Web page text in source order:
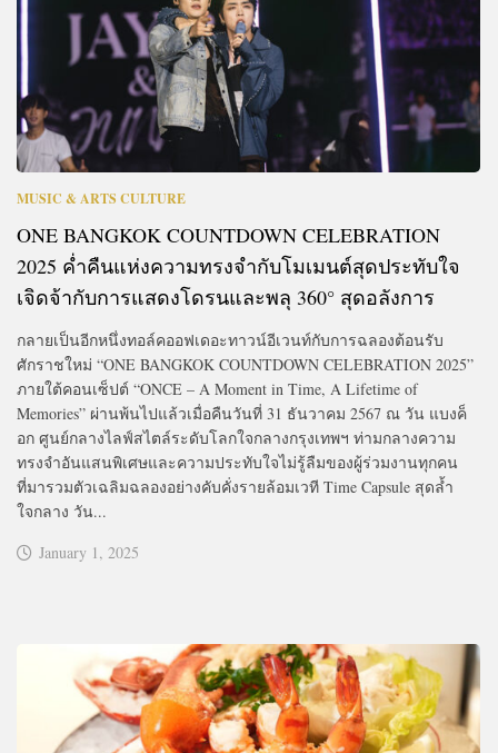
MUSIC & ARTS CULTURE
ONE BANGKOK COUNTDOWN CELEBRATION
2025 ค่ำคืนแห่งความทรงจำกับโมเมนต์สุดประทับใจ
เจิดจ้ากับการแสดงโดรนและพลุ 360° สุดอลังการ
กลายเป็นอีกหนึ่งทอล์คออฟเดอะทาวน์อีเวนท์กับการฉลองต้อนรับ
ศักราชใหม่ “ONE BANGKOK COUNTDOWN CELEBRATION 2025”
ภายใต้คอนเซ็ปต์ “ONCE – A Moment in Time, A Lifetime of
Memories” ผ่านพ้นไปแล้วเมื่อคืนวันที่ 31 ธันวาคม 2567 ณ วัน แบงค็
อก ศูนย์กลางไลฟ์สไตล์ระดับโลกใจกลางกรุงเทพฯ ท่ามกลางความ
ทรงจำอันแสนพิเศษและความประทับใจไม่รู้ลืมของผู้ร่วมงานทุกคน
ที่มารวมตัวเฉลิมฉลองอย่างคับคั่งรายล้อมเวที Time Capsule สุดล้ำ
ใจกลาง วัน...
January 1, 2025